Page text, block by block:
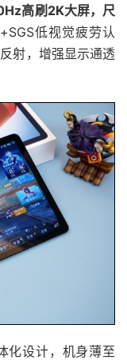
高刷2K大屏，尺
低视觉疲劳认
射，增强显示通透
化设计，机身薄至